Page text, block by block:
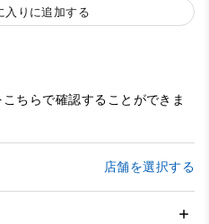
入りに追加する
ちらで確認することができま
店舗を選択する